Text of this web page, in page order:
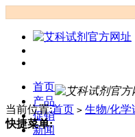
首页
产品
促销
新闻
当前位置:首页 > 生物/化学
快捷菜单: